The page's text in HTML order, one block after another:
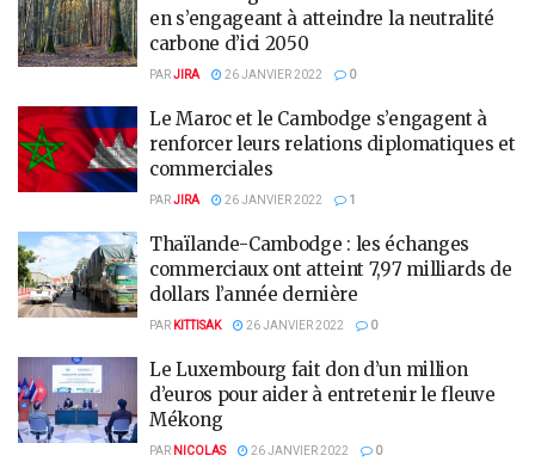
en s’engageant à atteindre la neutralité
carbone d’ici 2050
PARJIRA 26 JANVIER 2022 0
Le Maroc et le Cambodge s’engagent à
renforcer leurs relations diplomatiques et
commerciales
PARJIRA 26 JANVIER 2022 1
Thaïlande-Cambodge : les échanges
commerciaux ont atteint 7,97 milliards de
dollars l’année dernière
PAR KITTISAK 26 JANVIER 2022 0
Le Luxembourg fait don d’un million
d’euros pour aider à entretenir le fleuve
Mékong
PAR NICOLAS 26 JANVIER 2022 0